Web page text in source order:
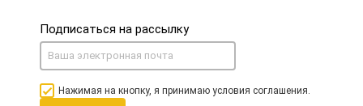
Подписаться на рассылку
Нажимая на кнопку, я принимаю условия соглашения.